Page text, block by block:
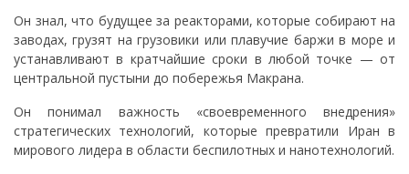
Он знал, что будущее за реакторами, которые собирают на
заводах, грузят на грузовики или плавучие баржи в море и
устанавливают в кратчайшие сроки в любой точке — от
центральной пустыни до побережья Макрана.
Он понимал важность «своевременного внедрения»
стратегических технологий, которые превратили Иран в
мирового лидера в области беспилотных и нанотехнологий.